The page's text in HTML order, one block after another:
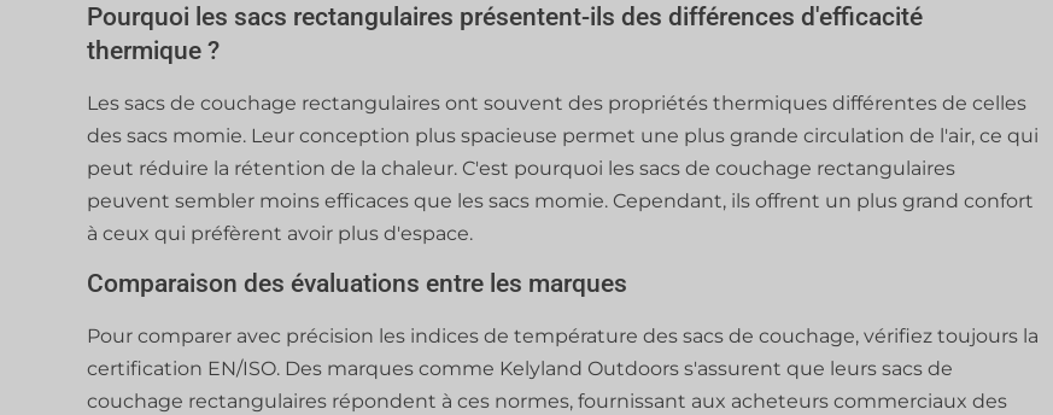
Pourquoi les sacs rectangulaires présentent-ils des différences d'efficacité
thermique ?
Les sacs de couchage rectangulaires ont souvent des propriétés thermiques différentes de celles
des sacs momie. Leur conception plus spacieuse permet une plus grande circulation de l'air, ce qui
peut réduire la rétention de la chaleur. C'est pourquoi les sacs de couchage rectangulaires
peuvent sembler moins efficaces que les sacs momie. Cependant, ils offrent un plus grand confort
à ceux qui préfèrent avoir plus d'espace.
Comparaison des évaluations entre les marques
Pour comparer avec précision les indices de température des sacs de couchage, vérifiez toujours la
certification EN/ISO. Des marques comme Kelyland Outdoors s'assurent que leurs sacs de
couchage rectangulaires répondent à ces normes, fournissant aux acheteurs commerciaux des